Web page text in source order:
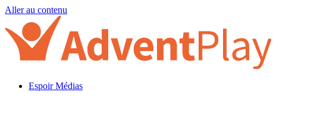
Aller au contenu
Espoir Médias